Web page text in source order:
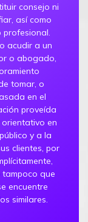
consejo ni
así como
acudir a un
o abogado,
tomar, o
en el
proveída
en
y a la
clientes, por
tampoco que
encuentre
similares.